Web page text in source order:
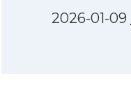
2026-01-09